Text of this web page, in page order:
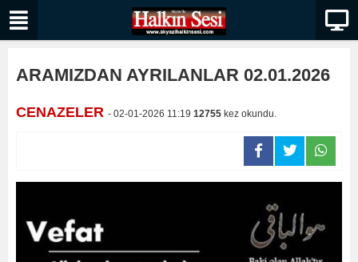
ARAMIZDAN AYRILANLAR 02.01.2026
CENAZELER - 02-01-2026 11:19 12755 kez okundu.